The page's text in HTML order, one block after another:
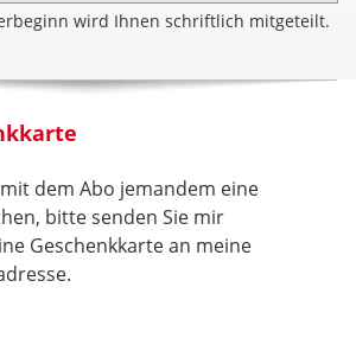
wird Ihnen schriftlich mitgeteilt.
dem Abo jemandem eine
bitte senden Sie mir
Geschenkkarte an meine